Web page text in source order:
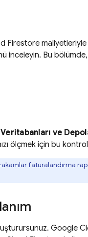
Firestoremaliyetleriyle
inceleyin. Bu
Veritabanları ve
ölçmek için bu
faturalandırma
Google